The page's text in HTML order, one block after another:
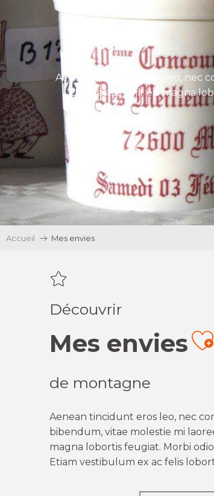
Aenean tincidunt eros leo, nec
Ut egestas velit eu magna
Accueil Mes envies
Découvrir
Mes envies
de montagne
Aenean tincidunt eros leo, nec
bibendum, vitae molestie mi
magna lobortis feugiat. Morbi
Etiam vestibulum ex ac felis